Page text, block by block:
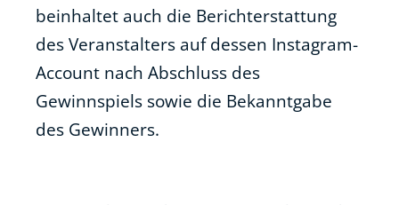
beinhaltet auch die Berichterstattung
des Veranstalters auf dessen Instagram-
Account nach Abschluss des
Gewinnspiels sowie die Bekanntgabe
des Gewinners.